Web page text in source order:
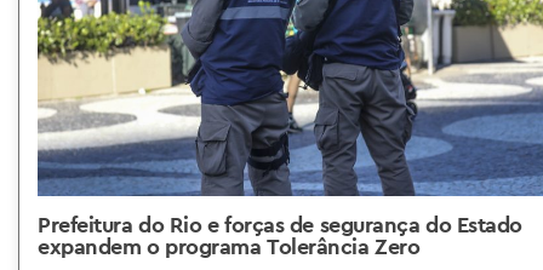
Prefeitura do Rio e forças de segurança do Estado
expandem o programa Tolerância Zero